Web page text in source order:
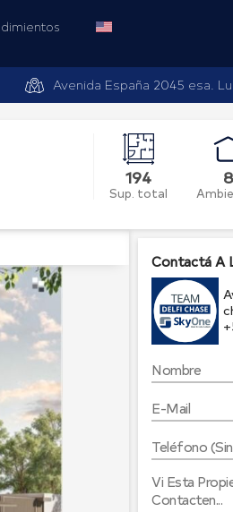
Avenida España 2045 esa.
194
Sup. total
8
Contactá A